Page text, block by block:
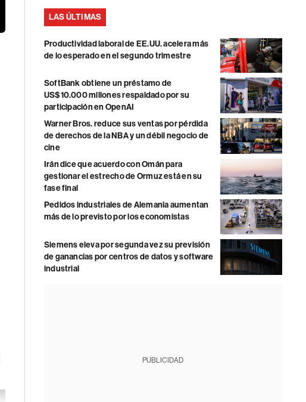
LAS ÚLTIMAS
Productividad laboral de EE.UU. acelera más
de lo esperado en el segundo trimestre
SoftBank obtiene un préstamo de
US$10.000 millones respaldado por su
participación en OpenAI
Warner Bros. reduce sus ventas por pérdida
de derechos de la NBA y un débil negocio de
cine
Irán dice que acuerdo con Omán para
gestionar el estrecho de Ormuz está en su
fase final
Pedidos industriales de Alemania aumentan
más de lo previsto por los economistas
Siemens eleva por segunda vez su previsión
de ganancias por centros de datos y software
industrial
PUBLICIDAD